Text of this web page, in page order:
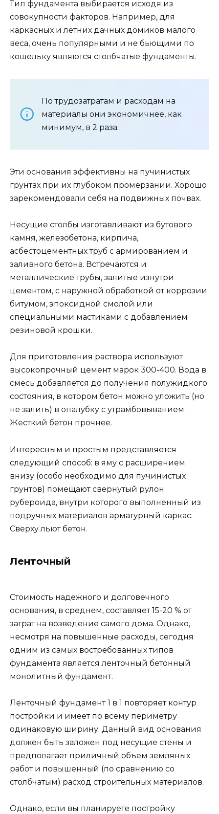
Тип фундамента выбирается исходя из
совокупности факторов. Например, для
каркасных и летних дачных домиков малого
веса, очень популярными и не бьющими по
кошельку являются столбчатые фундаменты.
По трудозатратам и расходам на
материалы они экономичнее, как
минимум, в 2 раза.
Эти основания эффективны на пучинистых
грунтах при их глубоком промерзании. Хорошо
зарекомендовали себя на подвижных почвах.
Несущие столбы изготавливают из бутового
камня, железобетона, кирпича,
асбестоцементных труб с армированием и
заливного бетона. Встречаются и
металлические трубы, залитые изнутри
цементом, с наружной обработкой от коррозии
битумом, эпоксидной смолой или
специальными мастиками с добавлением
резиновой крошки.
Для приготовления раствора используют
высокопрочный цемент марок 300-400. Вода в
смесь добавляется до получения полужидкого
состояния, в котором бетон можно уложить (но
не залить) в опалубку с утрамбовыванием.
Жесткий бетон прочнее.
Интересным и простым представляется
следующий способ: в яму с расширением
внизу (особо необходимо для пучинистых
грунтов) помещают свернутый рулон
рубероида, внутри которого выполненный из
подручных материалов арматурный каркас.
Сверху льют бетон.
Ленточный
Стоимость надежного и долговечного
основания, в среднем, составляет 15-20 % от
затрат на возведение самого дома. Однако,
несмотря на повышенные расходы, сегодня
одним из самых востребованных типов
фундамента является ленточный бетонный
монолитный фундамент.
Ленточный фундамент 1 в 1 повторяет контур
постройки и имеет по всему периметру
одинаковую ширину. Данный вид основания
должен быть заложен под несущие стены и
предполагает приличный объем земляных
работ и повышенный (по сравнению со
столбчатым) расход строительных материалов.
Однако, если вы планируете постройку